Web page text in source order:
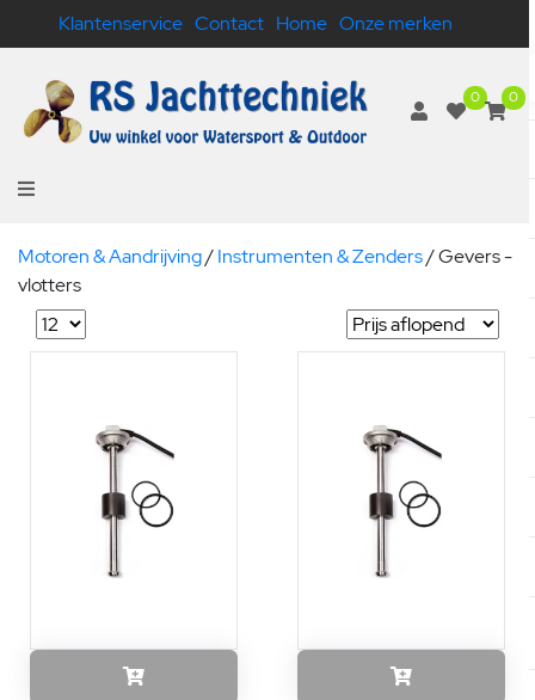
Klantenservice Contact Home Onze merken
0 0
Motoren & Aandrijving/Instrumenten & Zenders/Gevers -
vlotters